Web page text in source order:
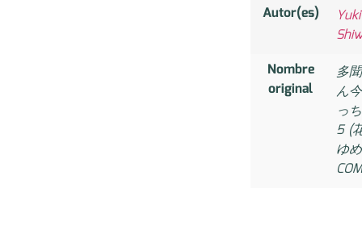
Autor(es)
Yuki
Nombre
original
多
ん
っ
5 (
ゆめ